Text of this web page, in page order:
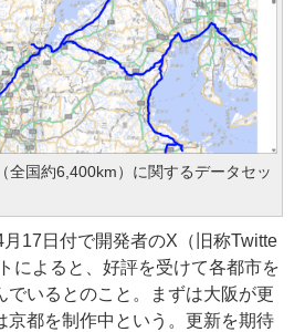
全国約6,400km）に関するデータセッ
月17日付で開発者のX（旧称Twitte
によると、好評を受けて各都市を
でいるとのこと。まずは大阪が更
京都を制作中という。更新を期待